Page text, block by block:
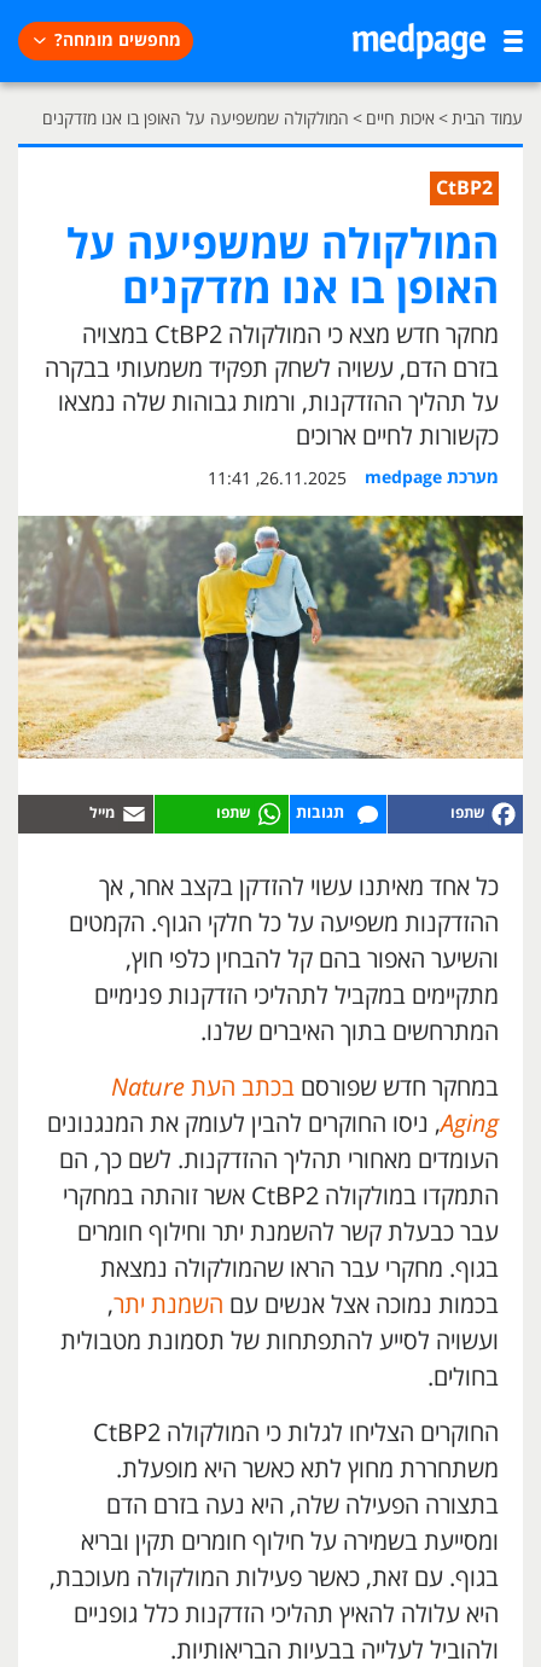
מחפשים מומחה?
עמוד הבית> איכות חיים > המולקולה שמשפיעה על האופן בו אנו מזדקנים
CtBP2
המולקולה שמשפיעה על
האופן בו אנו מזדקנים
מחקר חדש מצא כי המולקולה CtBP2 במצויה
בזרם הדם, עשויה לשחק תפקיד משמעותי בבקרה
על תהליך ההזדקנות, ורמות גבוהות שלה נמצאו
כקשורות לחיים ארוכים
מערכת medpage 26.11.2025, 11:41
תגובות
כל אחד מאיתנו עשוי להזדקן בקצב אחר, אך
ההזדקנות משפיעה על כל חלקי הגוף. הקמטים
והשיער האפור בהם קל להבחין כלפי חוץ,
מתקיימים במקביל לתהליכי הזדקנות פנימיים
המתרחשים בתוך האיברים שלנו.
במחקר חדש שפורסם בכתב העת Nature
Aging, ניסו החוקרים להבין לעומק את המנגנונים
העומדים מאחורי תהליך ההזדקנות. לשם כך, הם
התמקדו במולקולה CtBP2 אשר זוהתה במחקרי
עבר כבעלת קשר להשמנת יתר וחילוף חומרים
בגוף. מחקרי עבר הראו שהמולקולה נמצאת
בכמות נמוכה אצל אנשים עם השמנת יתר,
ועשויה לסייע להתפתחות של תסמונת מטבולית
בחולים.
החוקרים הצליחו לגלות כי המולקולה CtBP2
משתחררת מחוץ לתא כאשר היא מופעלת.
בתצורה הפעילה שלה, היא נעה בזרם הדם
ומסייעת בשמירה על חילוף חומרים תקין ובריא
בגוף. עם זאת, כאשר פעילות המולקולה מעוכבת,
היא עלולה להאיץ תהליכי הזדקנות כלל גופניים
ולהוביל לעלייה בבעיות הבריאותיות.